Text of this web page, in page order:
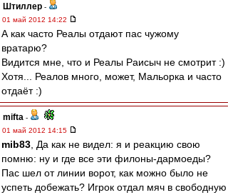
Штиллер -
01 май 2012 14:22
А как часто Реалы отдают пас чужому
вратарю?
Видится мне, что и Реалы Раисыч не смотрит :)
Хотя... Реалов много, может, Мальорка и часто
отдаёт :)
mifta -
01 май 2012 14:15
mib83 , Да как не видел: я и реакцию свою
помню: ну и где все эти филоны-дармоеды?
Пас шел от линии ворот, как можно было не
успеть добежать? Игрок отдал мяч в свободную